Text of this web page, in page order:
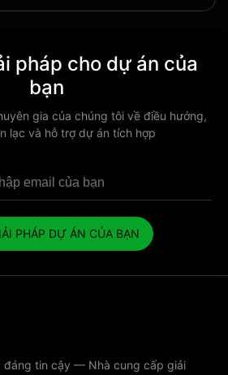
pháp cho dự án của
bạn
gia của chúng tôi về điều hướng,
lạc và hỗ trợ dự án tích hợp
PHÁP DỰ ÁN CỦA BẠN
đáng tin cậy — Nhà cung cấp giải